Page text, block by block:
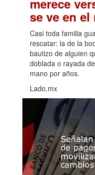
merece
se ve en el
Casi toda familia
rescatar: la de la
bautizo de alguien
doblada o rayada
mano por años.
Lado.mx